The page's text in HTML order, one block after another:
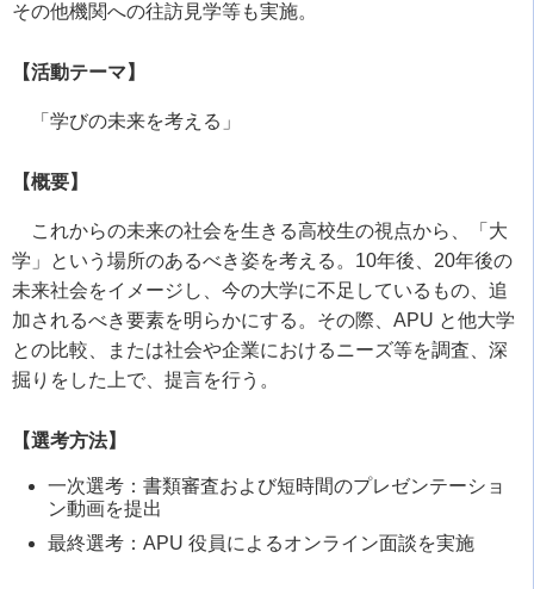
その他機関への往訪見学等も実施。
【活動テーマ】
「学びの未来を考える」
【概要】
これからの未来の社会を生きる高校生の視点から、「大
学」という場所のあるべき姿を考える。10年後、20年後の
未来社会をイメージし、今の大学に不足しているもの、追
加されるべき要素を明らかにする。その際、APU と他大学
との比較、または社会や企業におけるニーズ等を調査、深
掘りをした上で、提言を行う。
【選考方法】
一次選考：書類審査および短時間のプレゼンテーショ
ン動画を提出
最終選考：APU 役員によるオンライン面談を実施